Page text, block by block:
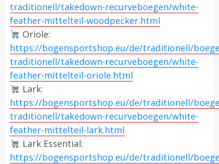
traditionell/takedown-recurveboegen/white-
feather-mittelteil-woodpecker.html
Oriole:
https://bogensportshop.eu/de/traditionell/
traditionell/takedown-recurveboegen/white-
feather-mittelteil-oriole.html
Lark:
https://bogensportshop.eu/de/traditionell/
traditionell/takedown-recurveboegen/white-
feather-mittelteil-lark.html
Lark Essential:
https://bogensportshop.eu/de/traditionell/